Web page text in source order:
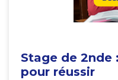
Stage de
pour réussir